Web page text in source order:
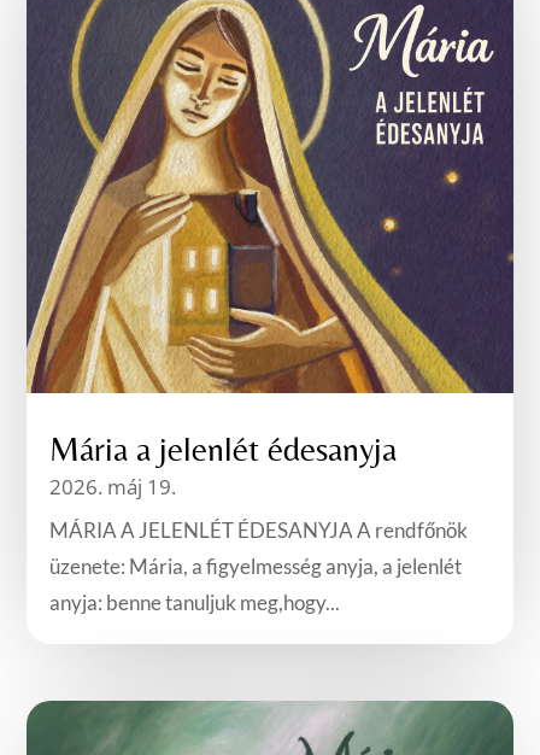
Mária a jelenlét édesanyja
2026. máj 19.
MÁRIA A JELENLÉT ÉDESANYJA A rendfőnök
üzenete: Mária, a figyelmesség anyja, a jelenlét
anyja: benne tanuljuk meg,hogy...